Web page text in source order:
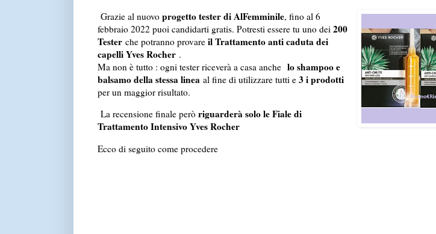
Grazie al nuovo progetto tester di AlFemminile, fino al 6
febbraio 2022 puoi candidarti gratis. Potresti essere tu uno dei 200
Testerche potranno provare il Trattamento anti caduta dei
capelli Yves Rocher.
Ma non è tutto : ogni tester riceverà a casa anche lo shampoo e
balsamo della stessa lineaal fine di utilizzare tutti e 3 i prodotti
per un maggior risultato.
La recensione finale però riguarderà solo le Fiale di
Trattamento Intensivo Yves Rocher
Ecco di seguito come procedere